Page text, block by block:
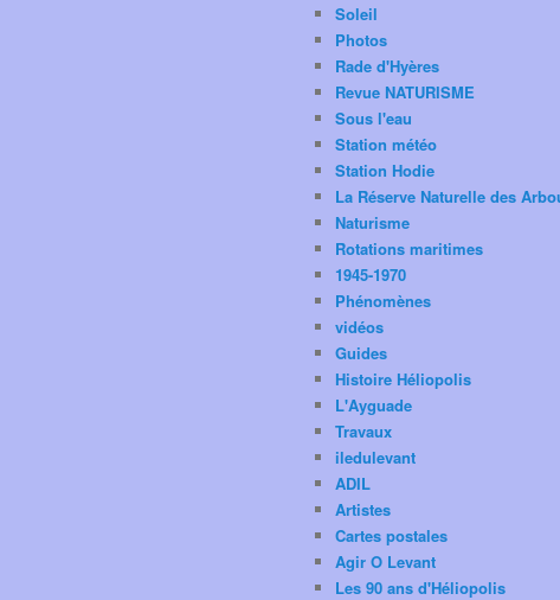
Soleil
Photos
Rade d'Hyères
Revue NATURISME
Sous l'eau
Station météo
Station Hodie
La Réserve Naturelle des
Naturisme
Rotations maritimes
1945-1970
Phénomènes
vidéos
Guides
Histoire Héliopolis
L'Ayguade
Travaux
iledulevant
ADIL
Artistes
Cartes postales
Agir O Levant
Les 90 ans d'Héliopolis